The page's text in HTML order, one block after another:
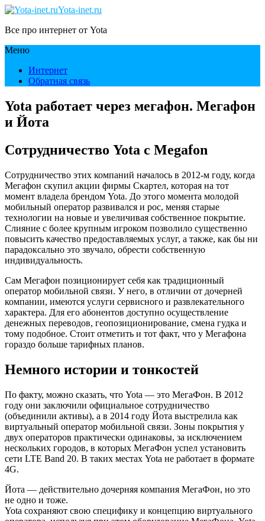
Yota-inet.ru
Все про интернет от Yota
Меню
Интернет
Обратная связь
Yota работает через мегафон. Мегафон
и Йота
Сотрудничество Yota с Megafon
Сотрудничество этих компаний началось в 2012-м году, когда
Мегафон скупил акции фирмы Скартел, которая на тот
момент владела брендом Yota. До этого момента молодой
мобильный оператор развивался и рос, меняя старые
технологии на новые и увеличивая собственное покрытие.
Слияние с более крупным игроком позволило существенно
повысить качество предоставляемых услуг, а также, как бы ни
парадоксально это звучало, обрести собственную
индивидуальность.
Сам Мегафон позиционирует себя как традиционный
оператор мобильной связи. У него, в отличии от дочерней
компании, имеются услуги сервисного и развлекательного
характера. Для его абонентов доступно осуществление
денежных переводов, геопозиционирование, смена гудка и
тому подобное. Стоит отметить и тот факт, что у Мегафона
гораздо больше тарифных планов.
Немного истории и тонкостей
По факту, можно сказать, что Yota — это МегаФон. В 2012
году они заключили официальное сотрудничество
(объединили активы), а в 2014 году Йота выстрелила как
виртуальный оператор мобильной связи. Зоны покрытия у
двух операторов практически одинаковы, за исключением
нескольких городов, в которых МегаФон успел установить
сети LTE Band 20. В таких местах Yota не работает в формате
4G.
Йота — действительно дочерняя компания МегаФон, но это
не одно и тоже.
Yota сохраняют свою специфику и концепцию виртуального